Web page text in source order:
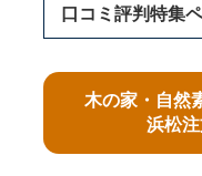
口コミ評判特集
木の家・自然
浜松